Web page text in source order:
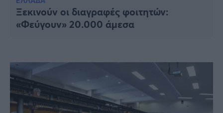
Υγεία
Γυναίκα
Ξεκινούν οι διαγραφές φοιτητών:
«Φεύγουν» 20.000 άμεσα